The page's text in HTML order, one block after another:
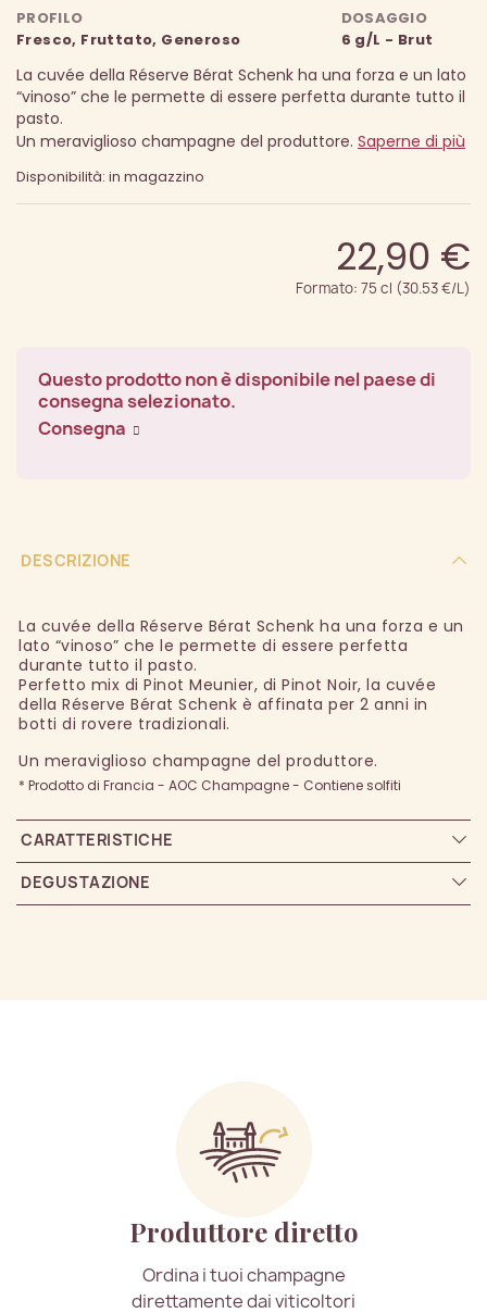
PROFILO
Fresco, Fruttato, Generoso
DOSAGGIO
6 g/L - Brut
La cuvée della Réserve Bérat Schenk ha una forza e un lato
“vinoso” che le permette di essere perfetta durante tutto il
pasto.
Un meraviglioso champagne del produttore. Saperne di più
Disponibilità: in magazzino
22,90 €
Formato: 75 cl (30.53 €/L)
Questo prodotto non è disponibile nel paese di
consegna selezionato.
Consegna
DESCRIZIONE
La cuvée della Réserve Bérat Schenk ha una forza e un
lato “vinoso” che le permette di essere perfetta
durante tutto il pasto.
Perfetto mix di Pinot Meunier, di Pinot Noir, la cuvée
della Réserve Bérat Schenk è affinata per 2 anni in
botti di rovere tradizionali.
Un meraviglioso champagne del produttore.
* Prodotto di Francia - AOC Champagne - Contiene solfiti
CARATTERISTICHE
DEGUSTAZIONE
Produttore diretto
Ordina i tuoi champagne
direttamente dai viticoltori